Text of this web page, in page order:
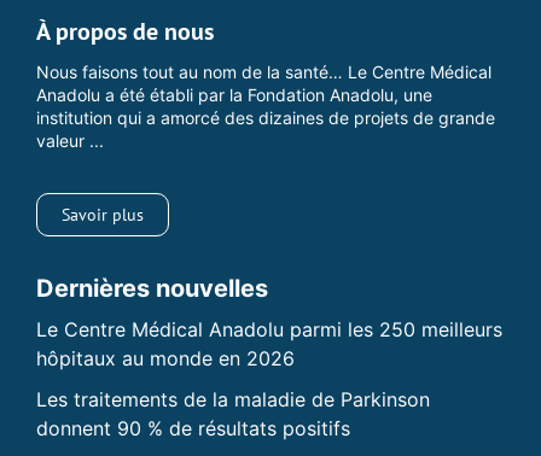
À propos de nous
Nous faisons tout au nom de la santé… Le Centre Médical
Anadolu a été établi par la Fondation Anadolu, une
institution qui a amorcé des dizaines de projets de grande
valeur ...
Savoir plus
Dernières nouvelles
Le Centre Médical Anadolu parmi les 250 meilleurs
hôpitaux au monde en 2026
Les traitements de la maladie de Parkinson
donnent 90 % de résultats positifs